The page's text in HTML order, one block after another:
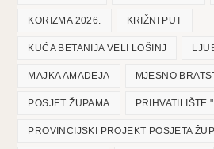
KORIZMA 2026. KRIŽNI PUT
KUĆA BETANIJA VELI LOŠINJ
MAJKA AMADEJA MJESNO
POSJET ŽUPAMA PRIHVATILIŠTE
PROVINCIJSKI PROJEKT POSJETA